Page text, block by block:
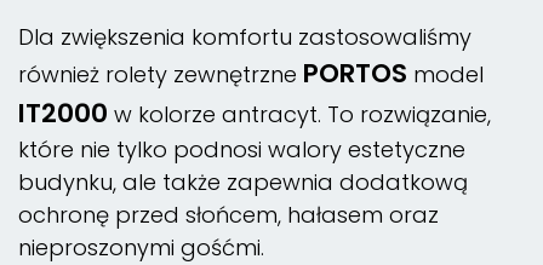
Dla zwiększenia komfortu zastosowaliśmy
również rolety zewnętrzne PORTOS model
IT2000 w kolorze antracyt. To rozwiązanie,
które nie tylko podnosi walory estetyczne
budynku, ale także zapewnia dodatkową
ochronę przed słońcem, hałasem oraz
nieproszonymi gośćmi.